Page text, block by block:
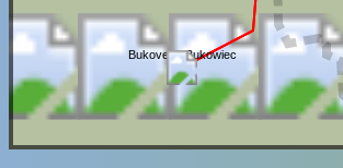
Bukovec / Bukowiec